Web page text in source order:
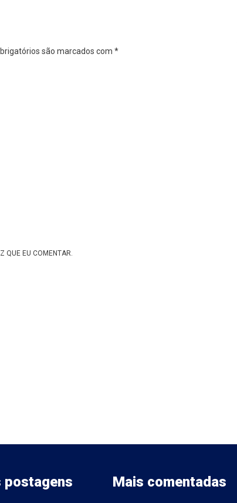
são marcados com *
QUE EU COMENTAR.
postagens Mais comentadas